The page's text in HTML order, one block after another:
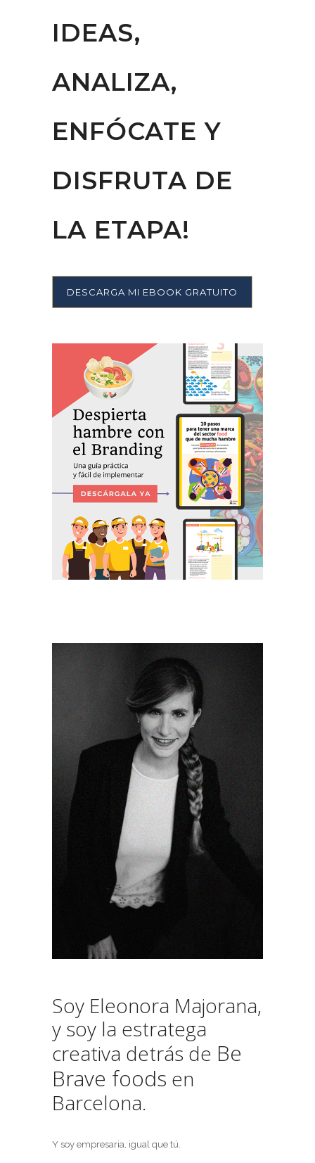
IDEAS,
ANALIZA,
ENFÓCATE Y
DISFRUTA DE
LA ETAPA!
DESCARGA MI EBOOK GRATUITO
Soy Eleonora Majorana,
y soy la estratega
creativa detrás de Be
Brave foods en
Barcelona.
Y soy empresaria, igual que tú.